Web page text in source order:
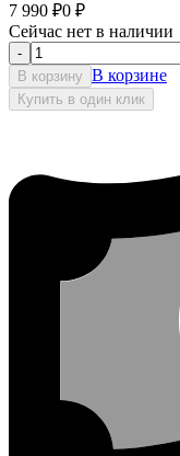
7 990 ₽0 ₽
Сейчас нет в наличии
-
В корзину В корзине
Купить в один клик